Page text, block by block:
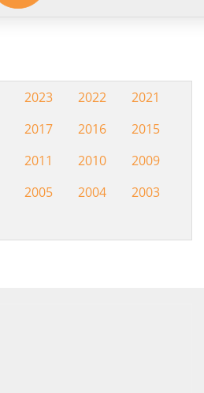
2023 2022
2021
2017 2016
2015
2011 2010
2009
2005 2004
2003